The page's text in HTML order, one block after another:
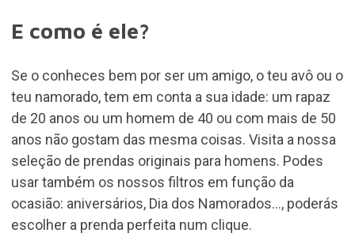
E como é ele?
Se o conheces bem por ser um amigo, o teu avô ou o
teu namorado, tem em conta a sua idade: um rapaz
de 20 anos ou um homem de 40 ou com mais de 50
anos não gostam das mesma coisas. Visita a nossa
seleção de prendas originais para homens. Podes
usar também os nossos filtros em função da
ocasião: aniversários, Dia dos Namorados..., poderás
escolher a prenda perfeita num clique.